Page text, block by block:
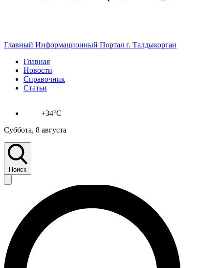
Главный Информационный Портал г. Талдыкорган
Главная
Новости
Справочник
Статьи
+34°C
Суббота, 8 августа
Поиск